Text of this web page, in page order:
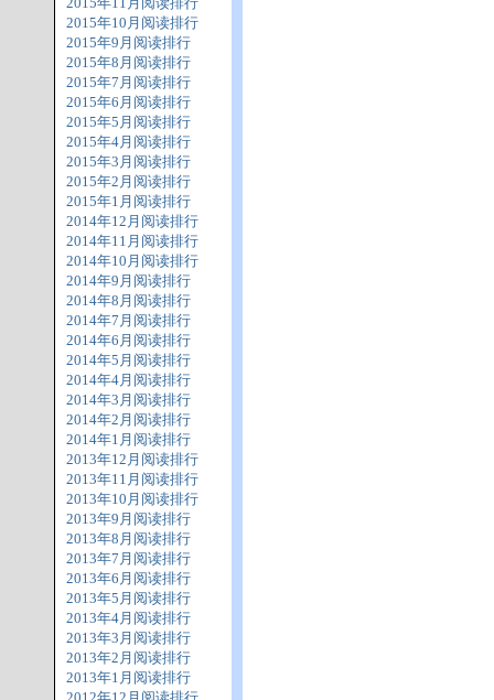
2015年10月阅读排行
2015年9月阅读排行
2015年8月阅读排行
2015年7月阅读排行
2015年6月阅读排行
2015年5月阅读排行
2015年4月阅读排行
2015年3月阅读排行
2015年2月阅读排行
2015年1月阅读排行
2014年12月阅读排行
2014年11月阅读排行
2014年10月阅读排行
2014年9月阅读排行
2014年8月阅读排行
2014年7月阅读排行
2014年6月阅读排行
2014年5月阅读排行
2014年4月阅读排行
2014年3月阅读排行
2014年2月阅读排行
2014年1月阅读排行
2013年12月阅读排行
2013年11月阅读排行
2013年10月阅读排行
2013年9月阅读排行
2013年8月阅读排行
2013年7月阅读排行
2013年6月阅读排行
2013年5月阅读排行
2013年4月阅读排行
2013年3月阅读排行
2013年2月阅读排行
2013年1月阅读排行